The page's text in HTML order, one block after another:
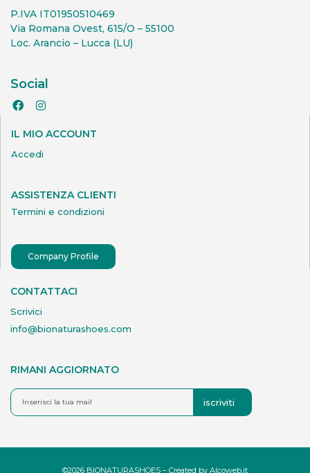
P.IVA IT01950510469
Via Romana Ovest, 615/O – 55100
Loc. Arancio – Lucca (LU)
Social
IL MIO ACCOUNT
Accedi
ASSISTENZA CLIENTI
Termini e condizioni
Company Profile
CONTATTACI
Scrivici
info@bionaturashoes.com
RIMANI AGGIORNATO
iscriviti
©2026 BIONATURASHOES – Created by Alcoweb.it